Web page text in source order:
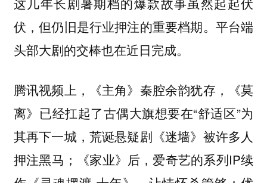
伏，但仍旧是行业押注的重要档期。平台端
头部大剧的交棒也在近日完成。
腾讯视频上，《主角》秦腔余韵犹存，《莫
离》已经扛起了古偶大旗想要在“舒适区”为
其再下一城，荒诞悬疑剧《迷墙》被许多人
押注黑马；《家业》后，爱奇艺的系列IP续